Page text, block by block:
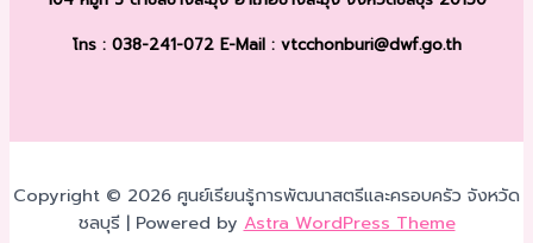
โทร : 038-241-072 E-Mail : vtcchonburi@dwf.go.th
Copyright © 2026 ศูนย์เรียนรู้การพัฒนาสตรีและครอบครัว จังหวัด
ชลบุรี | Powered byAstra WordPress Theme